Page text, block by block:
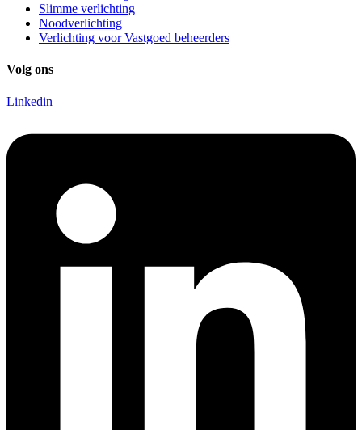
Slimme verlichting
Noodverlichting
Verlichting voor Vastgoed beheerders
Volg ons
Linkedin